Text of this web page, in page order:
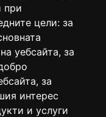
при
цели: за
уебсайта, за
, за
интерес
и услуги